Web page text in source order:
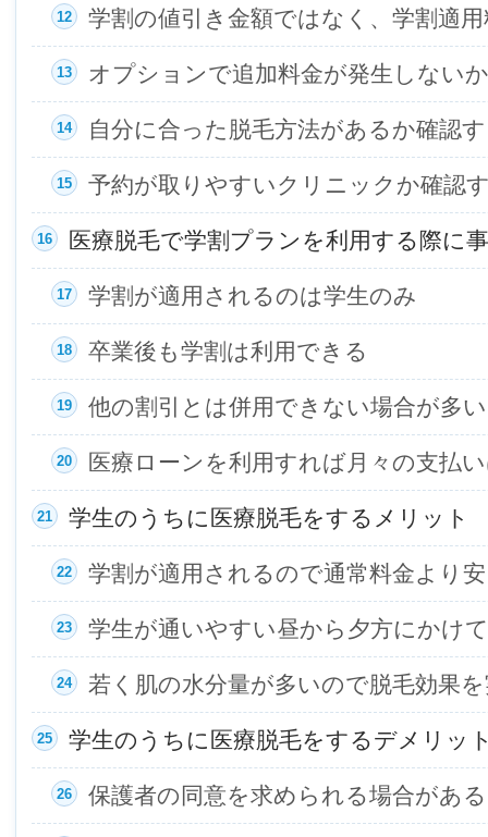
学割の値引き金額ではなく、学割適
オプションで追加料金が発生しない
自分に合った脱毛方法があるか確認
予約が取りやすいクリニックか確認
医療脱毛で学割プランを利用する際に
学割が適用されるのは学生のみ
卒業後も学割は利用できる
他の割引とは併用できない場合が多い
医療ローンを利用すれば月々の支払
学生のうちに医療脱毛をするメリット
学割が適用されるので通常料金より
学生が通いやすい昼から夕方にかけ
若く肌の水分量が多いので脱毛効果
学生のうちに医療脱毛をするデメリッ
保護者の同意を求められる場合がある